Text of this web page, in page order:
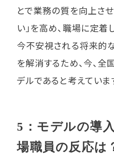
とで業務の質を向上さ
い」を高め、職場に定着
今不安視される将来的
を解消するため、今、
デルであると考えていま
5：モデルの導
場職員の反応は